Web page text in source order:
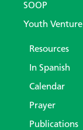
SOOP
Youth Venture
Resources
In Spanish
Calendar
Prayer
Publications